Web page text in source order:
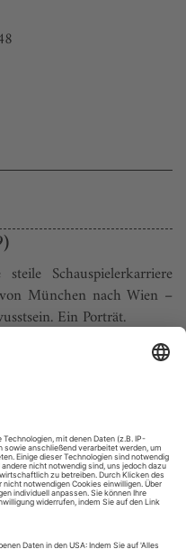
Schau­spielerkarriere
München nach Wien –
Ein Porträt.
das Wiener Burgtheater
tief verunsichert und
Haus: eine Bilanz.
im Überblick
längst Nacht, als